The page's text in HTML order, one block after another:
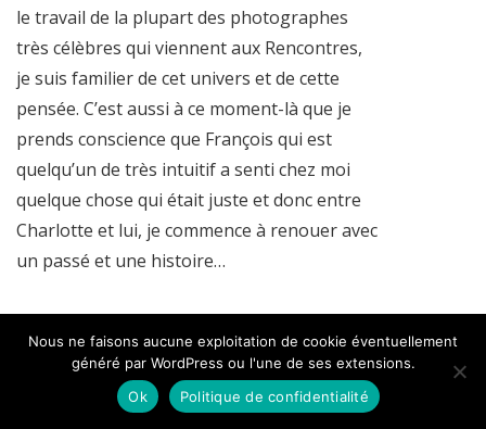
le travail de la plupart des photographes
très célèbres qui viennent aux Rencontres,
je suis familier de cet univers et de cette
pensée. C’est aussi à ce moment-là que je
prends conscience que François qui est
quelqu’un de très intuitif a senti chez moi
quelque chose qui était juste et donc entre
Charlotte et lui, je commence à renouer avec
un passé et une histoire…
VB : Pour écrire des histoires, il fallait
peut-être que tu commences par en
Nous ne faisons aucune exploitation de cookie éventuellement
généré par WordPress ou l'une de ses extensions.
Ok
Politique de confidentialité